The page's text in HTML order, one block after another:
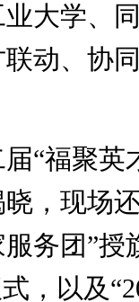
大学、
动、协
福聚英
，现场
务团”授
，以及